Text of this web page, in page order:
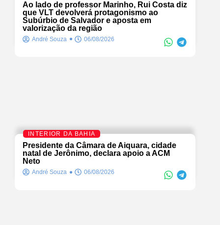
Ao lado de professor Marinho, Rui Costa diz
que VLT devolverá protagonismo ao
Subúrbio de Salvador e aposta em
valorização da região
André Souza 06/08/2026
INTERIOR DA BAHIA
Presidente da Câmara de Aiquara, cidade
natal de Jerônimo, declara apoio a ACM
Neto
André Souza 06/08/2026